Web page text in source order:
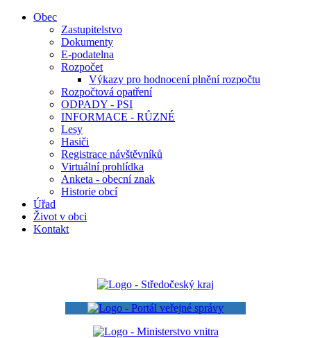
Obec
Zastupitelstvo
Dokumenty
E-podatelna
Rozpočet
Výkazy pro hodnocení plnění rozpočtu
Rozpočtová opatření
ODPADY - PSI
INFORMACE - RŮZNÉ
Lesy
Hasiči
Registrace návštěvníků
Virtuální prohlídka
Anketa - obecní znak
Historie obcí
Úřad
Život v obci
Kontakt